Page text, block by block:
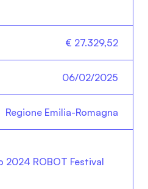
€ 27.329,52
06/02/2025
Regione Emilia-Romagna
2024 ROBOT Festival